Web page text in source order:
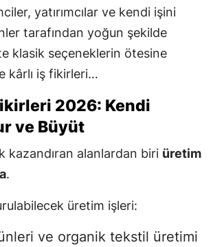
yatırımcılar ve kendi işini
tarafından yoğun şekilde
klasik seçeneklerin ötesine
kârlı iş fikirleri…
2026: Kendi
ve Büyüt
kazandıran alanlardan biri üretim
.
üretim işleri:
ve organik tekstil üretimi